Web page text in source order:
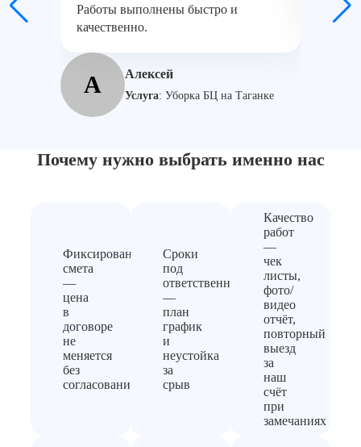
Работы выполнены быстро и
качественно.
А Алексей
Услуга: Уборка БЦ на Таганке
Почему нужно выбрать именно нас
Фиксированная
смета
—
цена
в
договоре
не
меняется
без
согласования
Сроки
под
ответственность
—
план
график
и
неустойка
за
срыв
Качество
работ
—
чек
листы,
фото/
видео
отчёт,
повторный
выезд
за
наш
счёт
при
замечаниях